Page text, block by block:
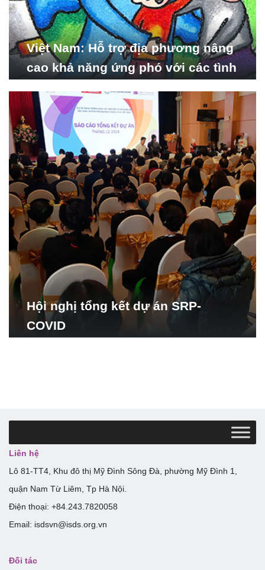
Việt Nam: Hỗ trợ địa phương nâng
cao khả năng ứng phó với các tình
Hội nghị tổng kết dự án SRP-
COVID
Liên hệ
Lô 81-TT4, Khu đô thị Mỹ Đình Sông Đà, phường Mỹ Đình 1,
quận Nam Từ Liêm, Tp Hà Nội.
Điện thoại: +84.243.7820058
Email: isdsvn@isds.org.vn
Đối tác